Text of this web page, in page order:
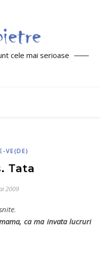
cele mai serioase
VE(DE)
Tata
2009
.
ca ma invata lucruri